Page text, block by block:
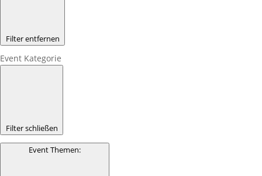
Filter entfernen
Event Kategorie
Filter schließen
Event Themen: